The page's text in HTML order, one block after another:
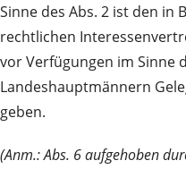
Sinne des Abs. 2 ist den
rechtlichen
vor Verfügungen im Sinne
Landeshauptmännern
geben.
(Anm.: Abs. 6 aufgehoben